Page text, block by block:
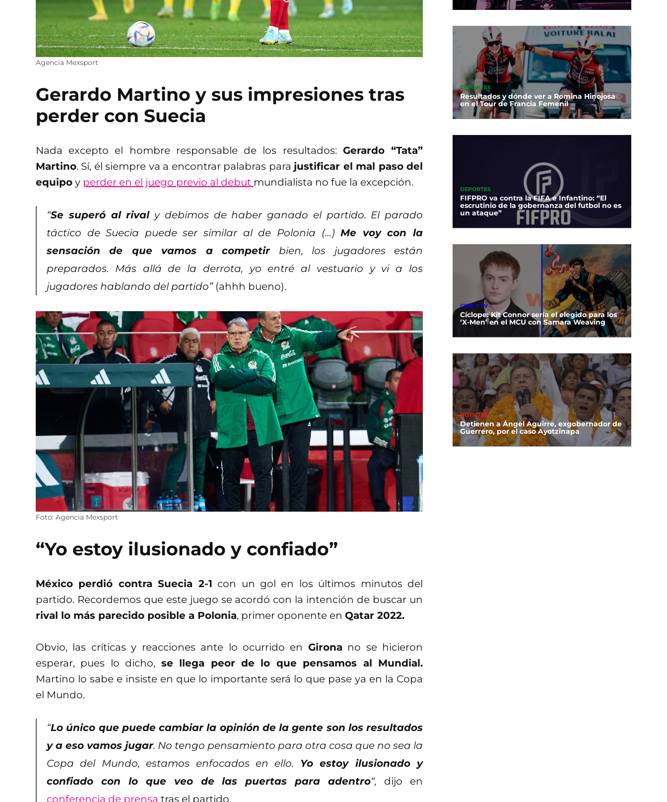
Agencia Mexsport
Gerardo Martino y sus impresiones tras
perder con Suecia
Nada excepto el hombre responsable de los resultados: Gerardo “Tata”
Martino. Sí, él siempre va a encontrar palabras para justificar el mal paso del
equipo y perder en el juego previo al debut mundialista no fue la excepción.
“Se superó al rivaly debimos de haber ganado el partido. El parado
táctico de Suecia puede ser similar al de Polonia (…)Me voy con la
sensación de que vamos a competirbien, los jugadores están
preparados. Más allá de la derrota, yo entré al vestuario y vi a los
jugadores hablando del partido”(ahhh bueno).
Foto: Agencia Mexsport
“Yo estoy ilusionado y confiado”
México perdió contra Suecia 2-1 con un gol en los últimos minutos del
partido. Recordemos que este juego se acordó con la intención de buscar un
rival lo más parecido posible a Polonia, primer oponente en Qatar 2022.
Obvio, las críticas y reacciones ante lo ocurrido en Girona no se hicieron
esperar, pues lo dicho, se llega peor de lo que pensamos al Mundial.
Martino lo sabe e insiste en que lo importante será lo que pase ya en la Copa
el Mundo.
“Lo único que puede cambiar la opinión de la gente son los resultados
y a eso vamos jugar. No tengo pensamiento para otra cosa que no sea la
Copa del Mundo, estamos enfocados en ello. Yo estoy ilusionado y
confiado con lo que veo de las puertas para adentro“, dijo en
conferencia de prensa tras el partido.
DEPORTES
Resultados y dónde ver a Romina Hinojosa
en el Tour de Francia Femenil
DEPORTES
FIFPRO va contra la FIFA e Infantino: “El
escrutinio de la gobernanza del futbol no es
un ataque”
CINE Y TV
Cíclope: Kit Connor sería el elegido para los
‘X-Men’ en el MCU con Samara Weaving
NOTICIAS
Detienen a Ángel Aguirre, exgobernador de
Guerrero, por el caso Ayotzinapa